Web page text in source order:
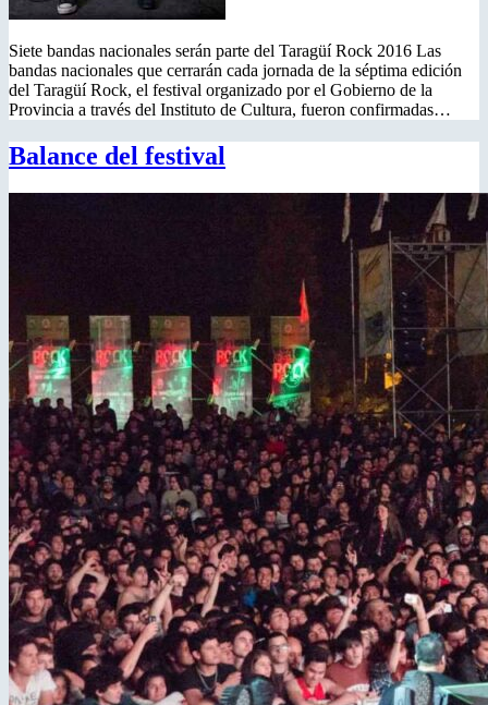
Siete bandas nacionales serán parte del Taragüí Rock 2016 Las
bandas nacionales que cerrarán cada jornada de la séptima edición
del Taragüí Rock, el festival organizado por el Gobierno de la
Provincia a través del Instituto de Cultura, fueron confirmadas…
Balance del festival